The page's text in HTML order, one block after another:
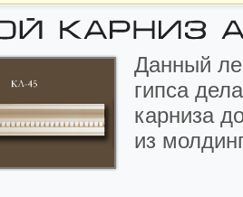
Данный л
гипса
карниза
из